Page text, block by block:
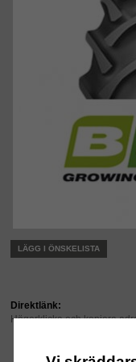
LÄGG I ÖNSKELISTA
Direktlänk:
Högerklicka och kopiera